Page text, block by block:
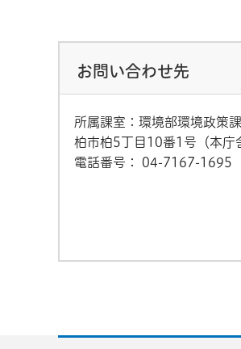
お問い合わせ先
所属課室：環境部環境政策課
柏市柏5丁目10番1号（本庁
電話番号：
04-7167-1695